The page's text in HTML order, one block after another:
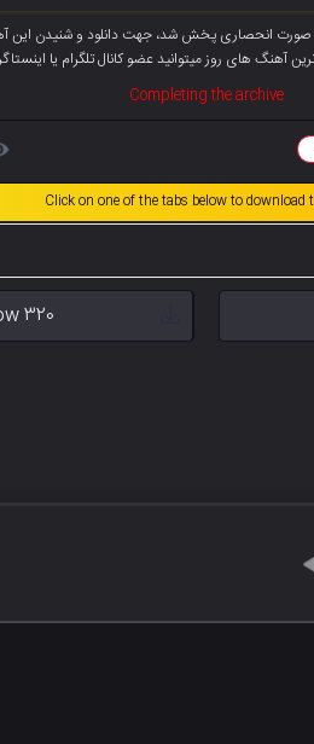
آهنگ های روز میتوانیدعضو کانال تلگرام یا
Completing the archive
Click on one of the tabs below to download
320